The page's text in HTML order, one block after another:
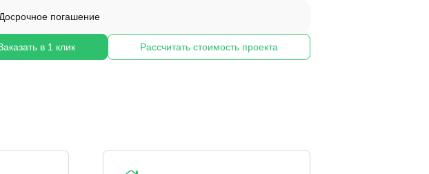
Досрочное погашение
в 1 клик Рассчитать стоимость проекта